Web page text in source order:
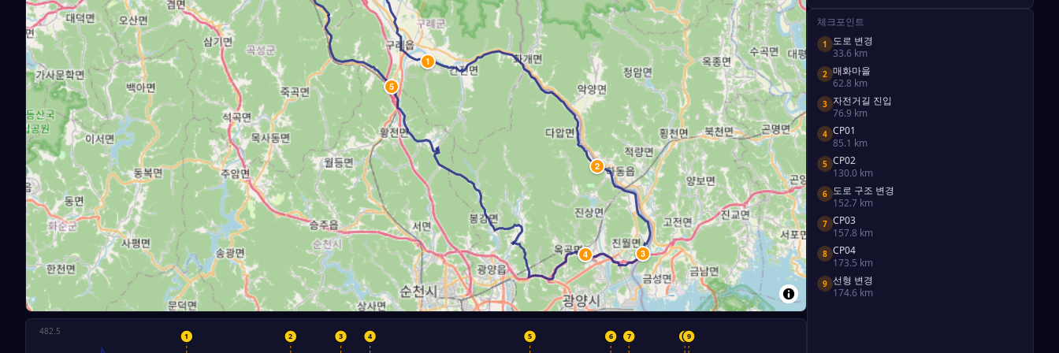
1
2
3
4
5
482.5 1 2 3 4 5 6 7 8 9
체크포인트
1
도로 변경
33.6 km
2 매화마을
62.8 km
3 자전거길 진입
76.9 km
4 CP01
85.1 km
5 CP02
130.0 km
6 도로 구조 변경
152.7 km
7 CP03
157.8 km
8 CP04
173.5 km
9 선형 변경
174.6 km